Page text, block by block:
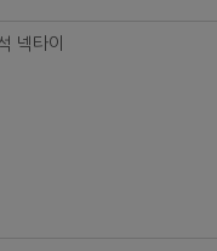
넥타이